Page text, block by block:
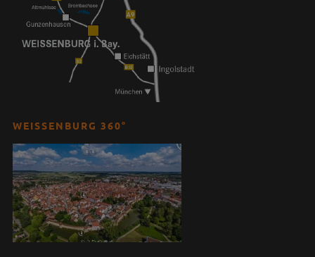
WEISSENBURG 360°